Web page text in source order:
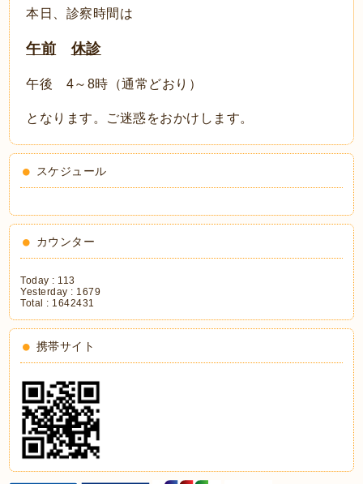
本日、診察時間は
午前 休診
午後 4～8時（通常どおり）
となります。ご迷惑をおかけします。
スケジュール
カウンター
Today : 113
Yesterday : 1679
Total : 1642431
携帯サイト